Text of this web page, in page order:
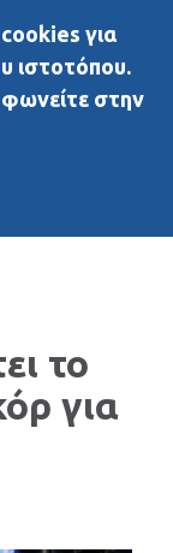
το
για
για
ιστοτόπου.
στην